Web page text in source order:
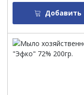
Добавить